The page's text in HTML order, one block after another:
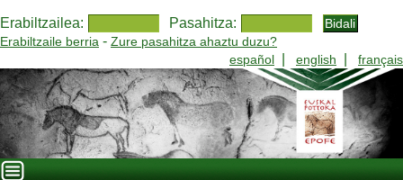
Erabiltzailea: Pasahitza:
Erabiltzaile berria - Zure pasahitza ahaztu duzu?
español
english français